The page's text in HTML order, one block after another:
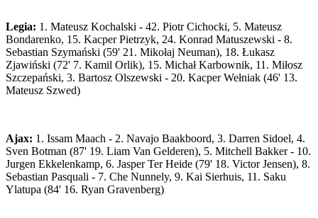
Legia: 1. Mateusz Kochalski - 42. Piotr Cichocki, 5. Mateusz
Bondarenko, 15. Kacper Pietrzyk, 24. Konrad Matuszewski - 8.
Sebastian Szymański (59' 21. Mikołaj Neuman), 18. Łukasz
Zjawiński (72' 7. Kamil Orlik), 15. Michał Karbownik, 11. Miłosz
Szczepański, 3. Bartosz Olszewski - 20. Kacper Wełniak (46' 13.
Mateusz Szwed)
Ajax: 1. Issam Maach - 2. Navajo Baakboord, 3. Darren Sidoel, 4.
Sven Botman (87' 19. Liam Van Gelderen), 5. Mitchell Bakker - 10.
Jurgen Ekkelenkamp, 6. Jasper Ter Heide (79' 18. Victor Jensen), 8.
Sebastian Pasquali - 7. Che Nunnely, 9. Kai Sierhuis, 11. Saku
Ylatupa (84' 16. Ryan Gravenberg)